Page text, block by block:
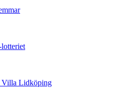
Villa Lidköping